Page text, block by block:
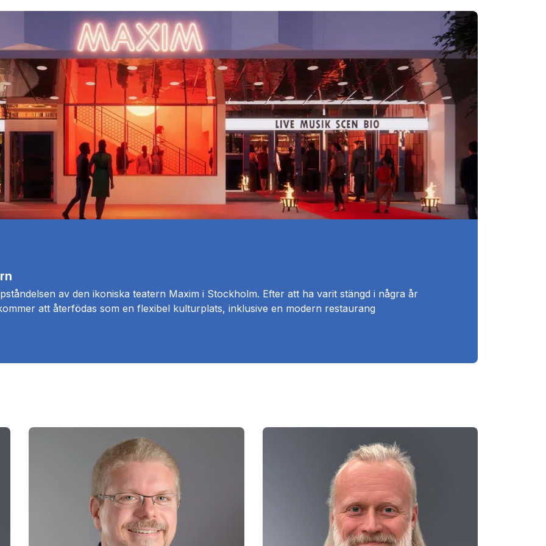
av den ikoniska teatern Maxim i Stockholm. Efter att ha varit stängd i några år
att återfödas som en flexibel kulturplats, inklusive en modern restaurang